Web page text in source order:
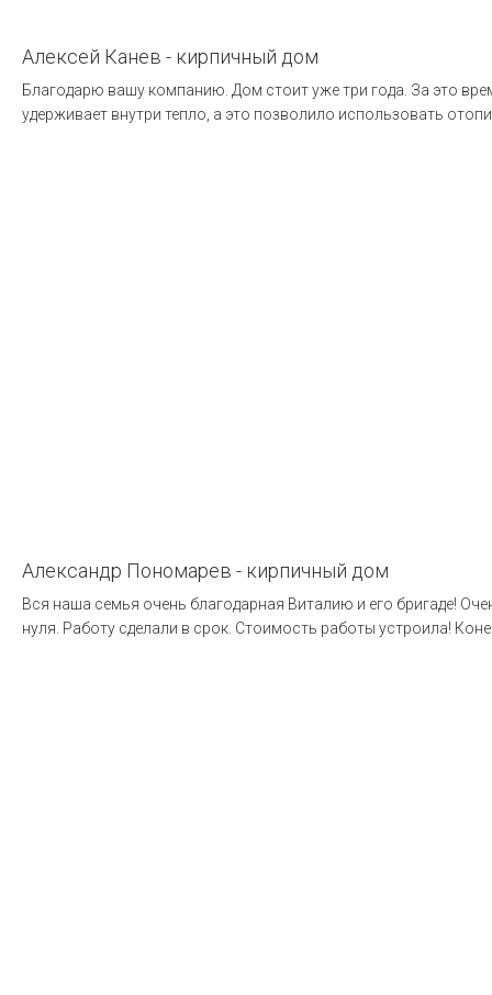
Алексей Канев - кирпичный дом
Благодарю вашу компанию. Дом стоит уже три года. За это
удерживает внутри тепло, а это позволило использовать
Александр Пономарев - кирпичный дом
Вся наша семья очень благодарная Виталию и его бригаде!
нуля. Работу сделали в срок. Стоимость работы устроила!